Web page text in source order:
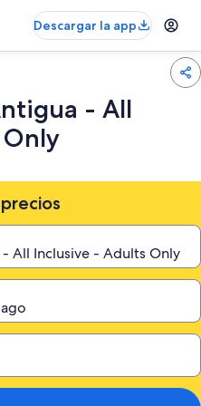
Descargar la app
- All